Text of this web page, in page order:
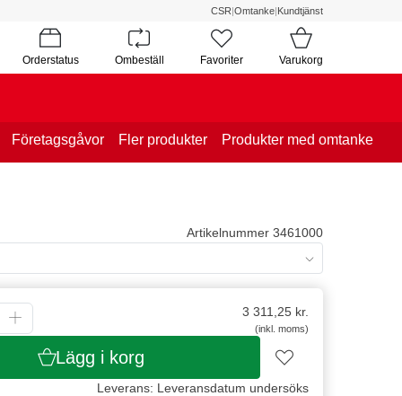
CSR|Omtanke|Kundtjänst
Orderstatus Ombeställ Favoriter Varukorg
Företagsgåvor Fler produkter Produkter med omtanke
Artikelnummer 3461000
3 311,25kr.
(inkl. moms)
Lägg i korg
Leverans: Leveransdatum undersöks